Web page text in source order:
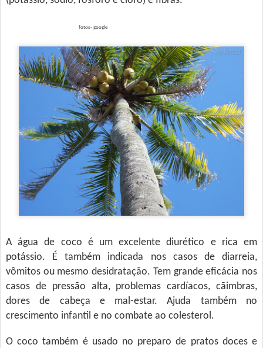
fotos- google
A água de coco é um excelente diurético e rica em
potássio. É também indicada nos casos de diarreia,
vômitos ou mesmo desidratação. Tem grande eficácia nos
casos de pressão alta, problemas cardíacos, cãimbras,
dores de cabeça e mal-estar. Ajuda também no
crescimento infantil e no combate ao colesterol.
O coco também é usado no preparo de pratos doces e